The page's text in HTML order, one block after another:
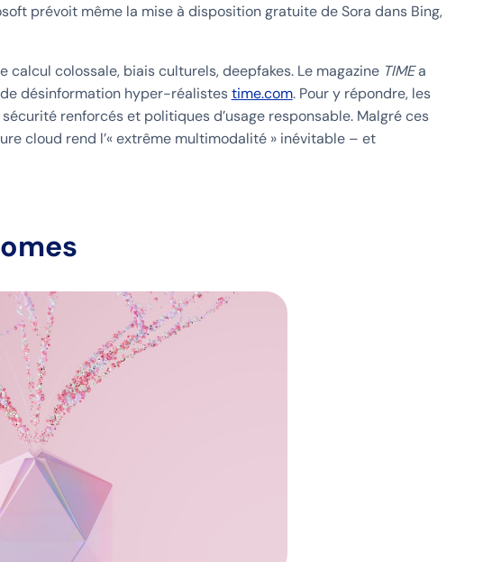
prévoit même la mise à disposition gratuite de Sora dans Bing,
colossale, biais culturels, deepfakes. Le magazine TIMEa
désinformation hyper-réalistestime.com. Pour y répondre, les
renforcés et politiques d’usage responsable. Malgré ces
cloud rend l’« extrême multimodalité » inévitable – et